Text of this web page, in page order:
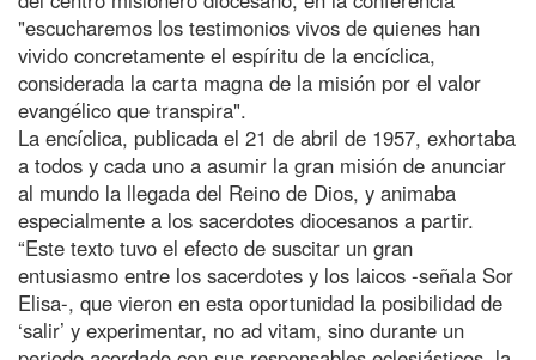
"escucharemos los testimonios vivos de quienes han
vivido concretamente el espíritu de la encíclica,
considerada la carta magna de la misión por el valor
evangélico que transpira".
La encíclica, publicada el 21 de abril de 1957, exhortaba
a todos y cada uno a asumir la gran misión de anunciar
al mundo la llegada del Reino de Dios, y animaba
especialmente a los sacerdotes diocesanos a partir.
“Este texto tuvo el efecto de suscitar un gran
entusiasmo entre los sacerdotes y los laicos -señala Sor
Elisa-, que vieron en esta oportunidad la posibilidad de
‘salir’ y experimentar, no ad vitam, sino durante un